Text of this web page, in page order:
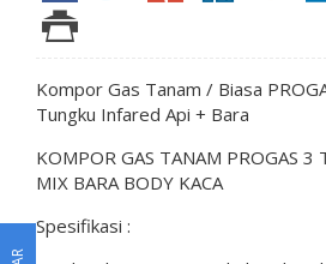
Kompor Gas Tanam / Biasa
Tungku Infared Api + Bara
KOMPOR GAS TANAM PROGAS 3
MIX BARA BODY KACA
Spesifikasi :